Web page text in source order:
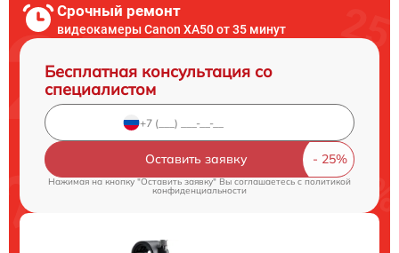
Срочный ремонт
видеокамеры Canon XA50 от 35 минут
Бесплатная консультация со
специалистом
Оставить заявку
Нажимая на кнопку "Оставить заявку" Вы соглашаетесь cполитикой
конфиденциальности